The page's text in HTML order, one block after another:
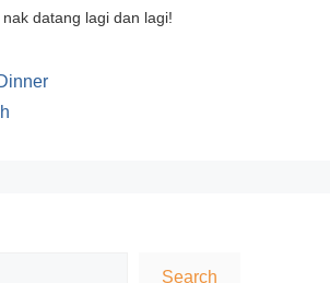
datang lagi dan lagi!
Search